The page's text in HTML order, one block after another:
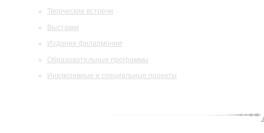
Творческие встречи
Выставки
Издания филармонии
Образовательные программы
Инклюзивные и специальные проекты